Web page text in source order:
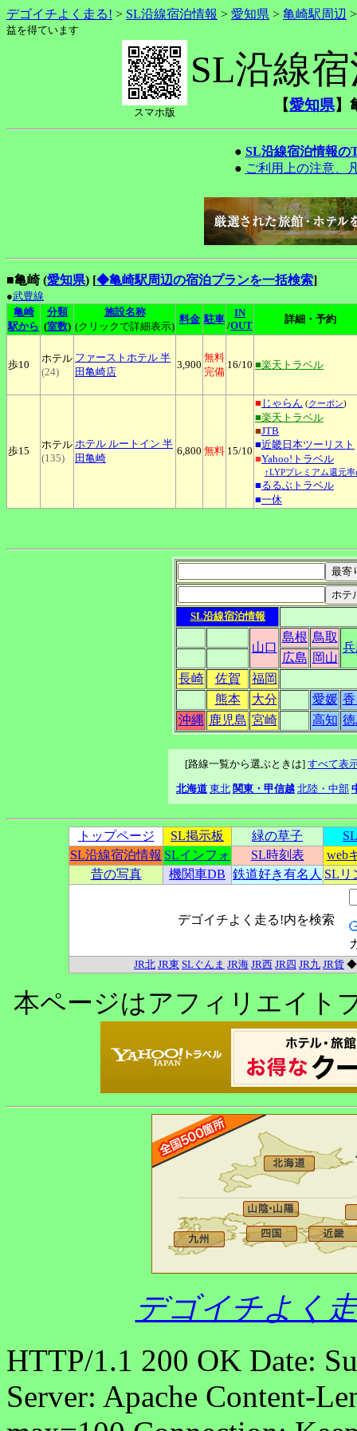
デゴイチよく走る! > SL沿線宿泊情報 > 愛知県 > 亀崎駅周辺
益を得ています
スマホ版
SL沿線
【愛知県】
● SL沿線宿泊情報の
● ご利用上の注意、
■亀崎 (愛知県) [◆亀崎駅周辺の宿泊プランを一括検索]
●武豊線
亀崎
駅から
分類
(室数)
施設名称
(クリックで詳細表示)
料金 駐車
IN
/OUT
詳細・予約
歩10
ホテル
(24)
ファーストホテル 半
田亀崎店
3,900
無料
完備
16/10 ■楽天トラベル
歩15
ホテル
(135)
ホテル ルートイン 半
田亀崎
6,800 無料 15/10
■ じゃらん (クーポン)
■楽天トラベル
■JTB
■近畿日本ツーリスト
■Yahoo!トラベル
↑LYPプレミアム還元率
■るるぶトラベル
■一休
SL沿線宿泊情報
山口
島根 鳥取
広島 岡山
長崎
佐賀
福岡
熊本
大分 愛媛
沖縄 鹿児島 宮崎 高知
[路線一覧から選ぶときは] すべて表
北海道 東北 関東・甲信越 北陸・中部
トップページ SL掲示板 緑の草子
SL沿線宿泊情報 SLインフォ SL時刻表
web
昔の写真
機関車DB 鉄道好き有名人 SLリ
デゴイチよく走る!内を検索
JR北 JR東 SLぐんま JR海 JR西 JR四 JR九 JR貨
本ページはアフィリエイト
デゴイチよく
HTTP/1.1 200 OK Date:
Server: Apache Content-